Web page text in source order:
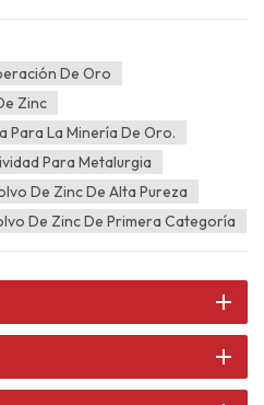
la rentabilidad general de un
de recuperación de oro, el
su excepcional eficiencia de
industrial, lo que la
para las grandes minas de oro y
le guía a través de los
Crowe y explica por qué
"corazón" indiscutible de este
Merrill-Crowe?En términos
es un método hidrometalúrgico
de zinc para precipitar
a partir de soluciones alcalinas de
siglo XIX por Charles Washington
proceso ha resistido el paso del
gracias a su Funcionamiento
De Oro
Zinc
Para La Minería De Oro.
Para Metalurgia
De Zinc De Alta Pureza
De Zinc De Primera Categoría